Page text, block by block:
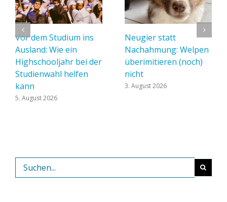
Vor dem Studium ins
Ausland: Wie ein
Highschooljahr bei der
Studienwahl helfen
kann
5. August 2026
Neugier statt
Nachahmung: Welpen
überimitieren (noch)
nicht
3. August 2026
nach: